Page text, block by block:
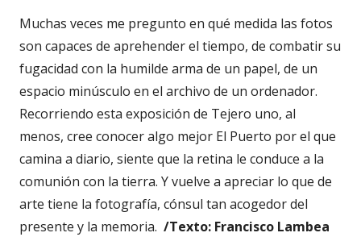
Muchas veces me pregunto en qué medida las fotos
son capaces de aprehender el tiempo, de combatir su
fugacidad con la humilde arma de un papel, de un
espacio minúsculo en el archivo de un ordenador.
Recorriendo esta exposición de Tejero uno, al
menos, cree conocer algo mejor El Puerto por el que
camina a diario, siente que la retina le conduce a la
comunión con la tierra. Y vuelve a apreciar lo que de
arte tiene la fotografía, cónsul tan acogedor del
presente y la memoria. /Texto: Francisco Lambea